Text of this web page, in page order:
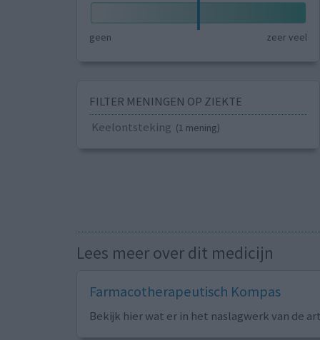
geen zeer veel
FILTER MENINGEN OP ZIEKTE
Keelontsteking (1 mening)
Lees meer over dit medicijn
Farmacotherapeutisch Kompas
Bekijk hier wat er in het naslagwerk van de